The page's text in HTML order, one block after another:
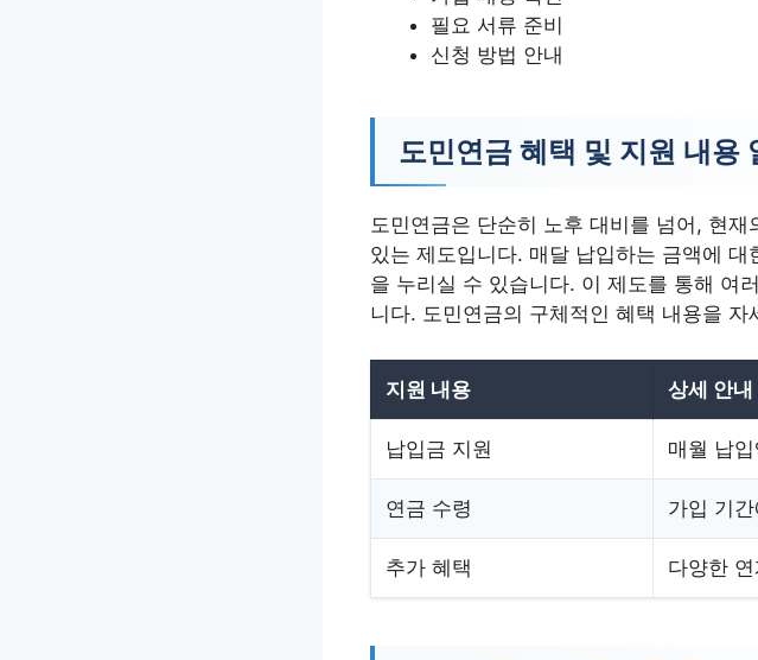
필요 서류 준비
신청 방법 안내
도민연금 혜택 및 지원 내용
도민연금은 단순히 노후 대비를 넘어, 현
있는 제도입니다. 매달 납입하는 금액에
을 누리실 수 있습니다. 이 제도를 통해 여
니다. 도민연금의 구체적인 혜택 내용을 자
지원 내용 상세 안내
납입금 지원 매월 납
연금 수령 가입 기
추가 혜택 다양한